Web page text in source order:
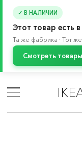
✓ В НАЛИЧИИ
Этот товар есть
Та же фабрика · Тот
Смотреть
Модульные кухни
Навесные шкафы